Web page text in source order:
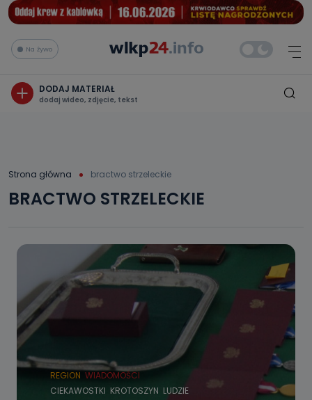
Na żywo
DODAJ MATERIAŁ
dodaj wideo, zdjęcie, tekst
Strona główna bractwo strzeleckie
BRACTWO STRZELECKIE
REGION WIADOMOŚCI
CIEKAWOSTKI KROTOSZYN LUDZIE